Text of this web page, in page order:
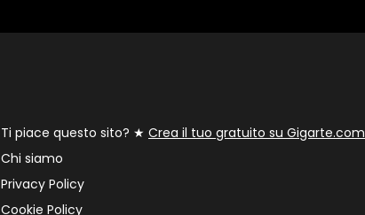
Ti piace questo sito? ★ Crea il tuo gratuito su Gigarte.com
Chi siamo
Privacy Policy
Cookie Policy